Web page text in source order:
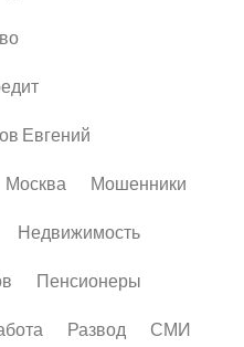
Евгений
Москва Мошенники
Недвижимость
Пенсионеры
Развод СМИ